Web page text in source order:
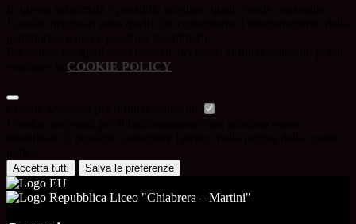
COOKIE POLICY
Accetta tutti Salva le preferenze
Liceo "Chiabrera – Martini"